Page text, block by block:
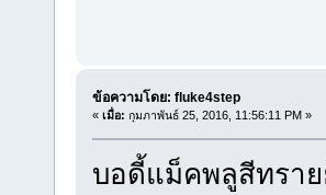
ข้อความโดย: fluke4step
« เมื่อ: กุมภาพันธ์ 25, 2016, 11:56:11 PM »
บอดี้แม็คพลูสีทราย